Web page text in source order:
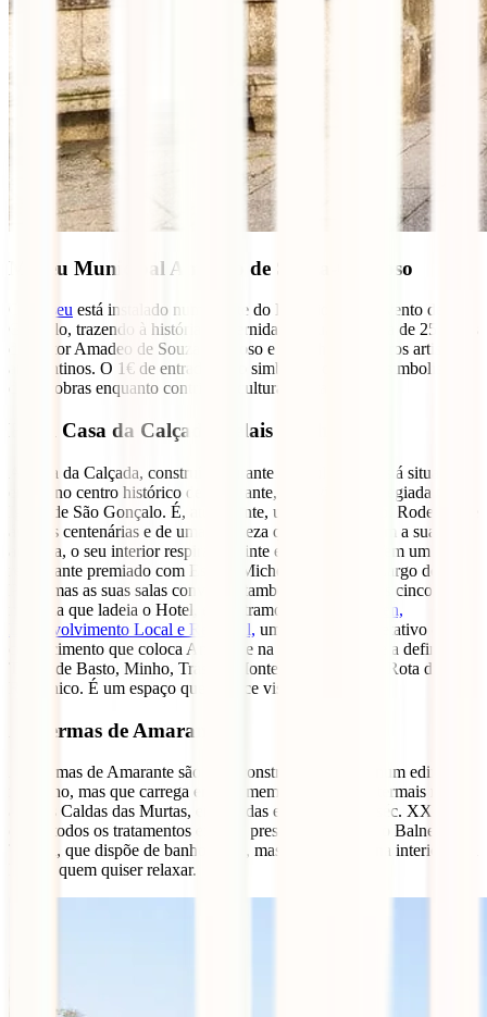
Museu Municipal Amadeo de Souza-Cardoso
Museu está instalado numa parte do Edifício do Convento de S.
Gonçalo, trazendo à história modernidade. Guarda cerca de 25 obras
do pintor Amadeo de Souza-Cardoso e trabalhos de outros artistas
amarantinos. O 1€ de entrada é tão simbólico quanto o simbolismo
destas obras enquanto contributo cultural desta região.
Hotel Casa da Calçada Relais & Chateaux
A Casa da Calçada, construída durante o século XIV, está situada
em pleno centro histórico de Amarante, com vista privilegiada para a
Igreja de São Gonçalo. É, atualmente, um hotel de luxo. Rodeada de
árvores centenárias e de uma fortaleza que contrasta com a sua cor
amarela, o seu interior respira requinte e sofisticação. Tem um
restaurante premiado com Estrela Michelin, chamado Largo do
Paço, mas as suas salas convidam também a um chá das cinco. Na
muralha que ladeia o Hotel, encontramos a Casa
Dolmen,
Desenvolvimento Local e Regional, um espaço interpretativo e de
conhecimento que coloca Amarante na confluência que a define:
Terras de Basto, Minho, Trás-os-Montes e Douro, e na Rota do
Românico. É um espaço que merece visita.
As Termas de Amarante
As Termas de Amarante são uma construção recente, num edifício
moderno, mas que carrega em si a memória das curas termais nas
antigas Caldas das Murtas, encerradas em meados do séc. XX. Se
quase todos os tratamentos exigem prescrição médica, o Balneário
Termal, que dispõe de banho turco, massagens e piscina interior, está
lá para quem quiser relaxar.